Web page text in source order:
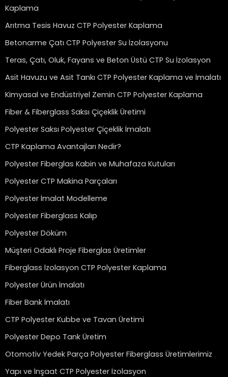
Kaplama
Arıtma Tesis Havuz CTP Polyester Kaplama
Betonarme Çatı CTP Polyester Su İzolasyonu
Teras, Çatı, Oluk, Fayans ve Beton Üstü CTP Su İzolasyon
Asit Havuzu ve Asit Tankı CTP Polyester Kaplama ve İmalatı
Kimyasal ve Endüstriyel Zemin CTP Polyester Kaplama
Fiber & Fiberglass Saksı Çiçeklik Üretimi
Polyester Saksı Polyester Çiçeklik İmalatı
CTP Kaplama Avantajları Nedir?
Polyester Fiberglas Kabin ve Muhafaza Kutuları
Polyester CTP Makina Parçaları
Polyester İmalat Modelleme
Polyester Fiberglass Kalıp
Polyester Döküm
Müşteri Odaklı Proje Fiberglas Üretimler
Fiberglass İzolasyon CTP Polyester Kaplama
Polyester Ürün İmalatı
Fiber Bank İmalatı
CTP Polyester Kubbe ve Tavan Üretimi
Polyester Depo Tank Üretim
Otomotiv Yedek Parça Polyester Fiberglass Üretimlerimiz
Yapı ve İnşaat CTP Polyester İzolasyon